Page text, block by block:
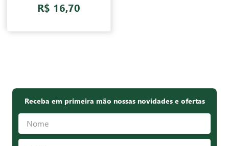
R$ 16,70
Receba em primeira mão nossas novidades e ofertas